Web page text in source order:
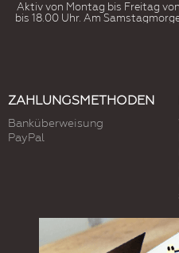
Aktiv von Montag bis Freitag
bis 18.00 Uhr. Am
ZAHLUNGSMETHODEN
Banküberweisung
PayPal